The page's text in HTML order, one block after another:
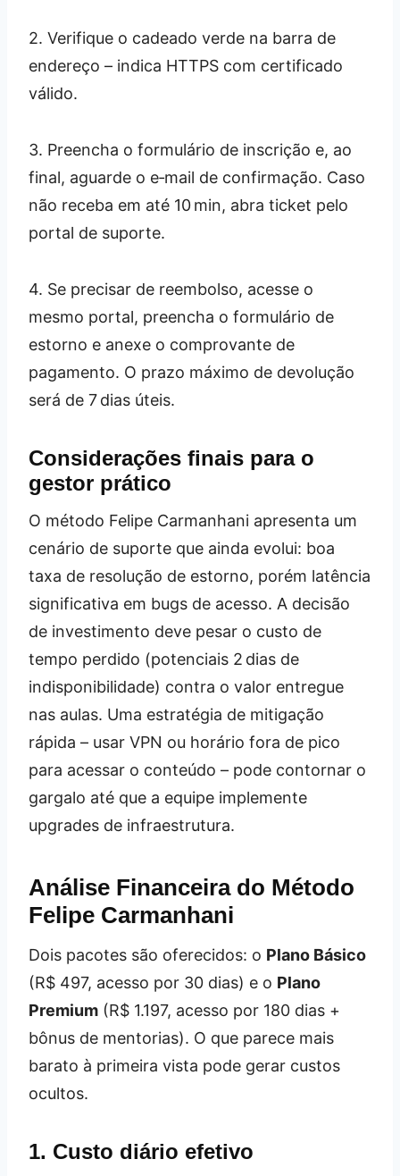
2. Verifique o cadeado verde na barra de
endereço – indica HTTPS com certificado
válido.
3. Preencha o formulário de inscrição e, ao
final, aguarde o e‑mail de confirmação. Caso
não receba em até 10 min, abra ticket pelo
portal de suporte.
4. Se precisar de reembolso, acesse o
mesmo portal, preencha o formulário de
estorno e anexe o comprovante de
pagamento. O prazo máximo de devolução
será de 7 dias úteis.
Considerações finais para o
gestor prático
O método Felipe Carmanhani apresenta um
cenário de suporte que ainda evolui: boa
taxa de resolução de estorno, porém latência
significativa em bugs de acesso. A decisão
de investimento deve pesar o custo de
tempo perdido (potenciais 2 dias de
indisponibilidade) contra o valor entregue
nas aulas. Uma estratégia de mitigação
rápida – usar VPN ou horário fora de pico
para acessar o conteúdo – pode contornar o
gargalo até que a equipe implemente
upgrades de infraestrutura.
Análise Financeira do Método
Felipe Carmanhani
Dois pacotes são oferecidos: o Plano Básico
(R$ 497, acesso por 30 dias) e o Plano
Premium (R$ 1.197, acesso por 180 dias +
bônus de mentorias). O que parece mais
barato à primeira vista pode gerar custos
ocultos.
1. Custo diário efetivo